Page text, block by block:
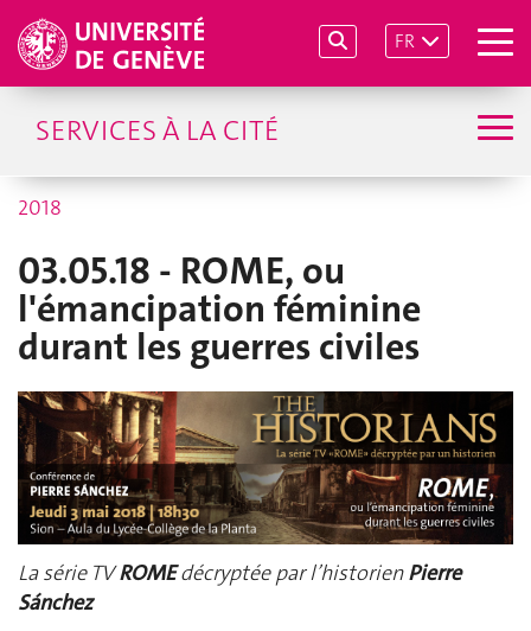
FR
SERVICES À LA CITÉ
2018
03.05.18 - ROME, ou
l'émancipation féminine
durant les guerres civiles
La série TVROMEdécryptée par l’historienPierre
Sánchez